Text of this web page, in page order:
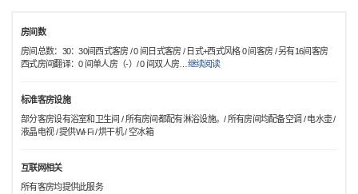
房间数
房间总数：30：30间西式客房 / 0 间日式客房 / 日式+西式风格 0 间客房 / 另有16间客房
西式房间翻译：0 间单人房（-）/ 0 间双人房
继续阅读
标准客房设施
部分客房设有浴室和卫生间 / 所有房间都配有淋浴设施。/ 所有房间均配备空调 / 电水壶 /
液晶电视 / 提供Wi-Fi / 烘干机 / 空冰箱
互联网相关
所有客房均提供此服务